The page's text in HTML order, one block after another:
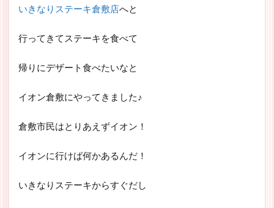
いきなりステーキ倉敷店へと
行ってきてステーキを食べて
帰りにデザート食べたいなと
イオン倉敷にやってきました♪
倉敷市民はとりあえずイオン！
イオンに行けば何かあるんだ！
いきなりステーキからすぐだし